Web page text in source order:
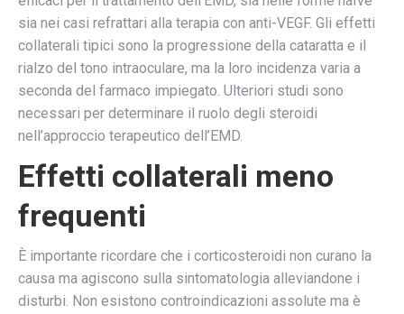
sia nei casi refrattari alla terapia con anti-VEGF. Gli effetti
collaterali tipici sono la progressione della cataratta e il
rialzo del tono intraoculare, ma la loro incidenza varia a
seconda del farmaco impiegato. Ulteriori studi sono
necessari per determinare il ruolo degli steroidi
nell’approccio terapeutico dell’EMD.
Effetti collaterali meno
frequenti
È importante ricordare che i corticosteroidi non curano la
causa ma agiscono sulla sintomatologia alleviandone i
disturbi. Non esistono controindicazioni assolute ma è